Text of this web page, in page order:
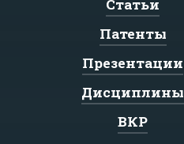
Статьи
Патенты
Презентации
Дисциплины
ВКР